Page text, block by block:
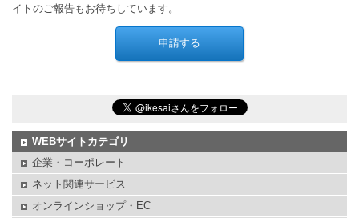
イトのご報告もお待ちしています。
WEBサイトカテゴリ
企業・コーポレート
ネット関連サービス
オンラインショップ・EC